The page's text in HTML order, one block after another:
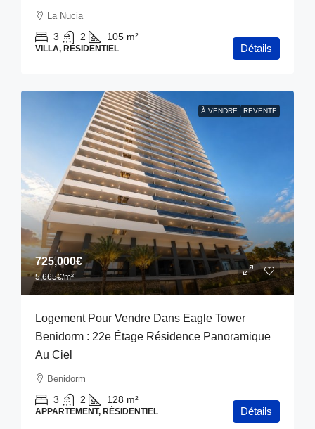
La Nucia
3 2 105 m²
VILLA, RÉSIDENTIEL Détails
À VENDRE REVENTE
725,000€
5,665€/m²
Logement Pour Vendre Dans Eagle Tower
Benidorm : 22e Étage Résidence Panoramique
Au Ciel
Benidorm
3 2 128 m²
APPARTEMENT, RÉSIDENTIEL Détails